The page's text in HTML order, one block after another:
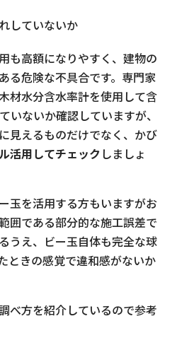
していないか
も高額になりやすく、建物の
る危険な不具合です。専門家
材水分含水率計を使用して含
いないか確認していますが、
見えるものだけでなく、かび
活用してチェック しましょ
玉を活用する方もいますがお
囲である部分的な施工誤差で
うえ、ビー玉自体も完全な球
ときの感覚で違和感がないか
べ方を紹介しているので参考